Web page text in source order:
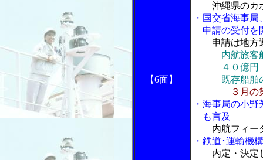
【6面】
沖縄県のカ
・国交省海事
申請の受付を
申請は地方
内航旅客
４０億円
既存船舶の
３月の
・海事局の小
も言及
内航フィー
・鉄道･運輸機
内定・決定